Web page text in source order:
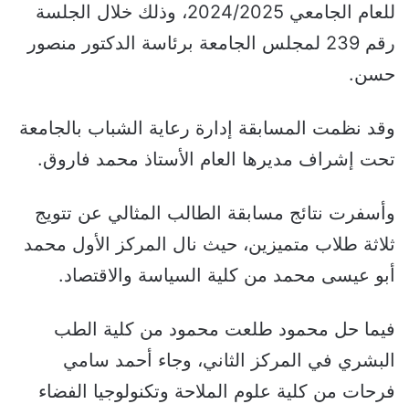
للعام الجامعي 2024/2025، وذلك خلال الجلسة
رقم 239 لمجلس الجامعة برئاسة الدكتور منصور
حسن.
وقد نظمت المسابقة إدارة رعاية الشباب بالجامعة
تحت إشراف مديرها العام الأستاذ محمد فاروق.
وأسفرت نتائج مسابقة الطالب المثالي عن تتويج
ثلاثة طلاب متميزين، حيث نال المركز الأول محمد
أبو عيسى محمد من كلية السياسة والاقتصاد.
فيما حل محمود طلعت محمود من كلية الطب
البشري في المركز الثاني، وجاء أحمد سامي
فرحات من كلية علوم الملاحة وتكنولوجيا الفضاء